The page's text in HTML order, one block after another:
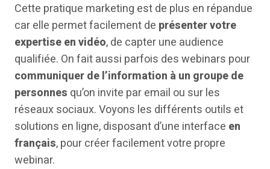
Cette pratique marketing est de plus en répandue
car elle permet facilement de présenter votre
expertise en vidéo, de capter une audience
qualifiée. On fait aussi parfois des webinars pour
communiquer de l’information à un groupe de
personnes qu’on invite par email ou sur les
réseaux sociaux. Voyons les différents outils et
solutions en ligne, disposant d’une interface en
français, pour créer facilement votre propre
webinar.